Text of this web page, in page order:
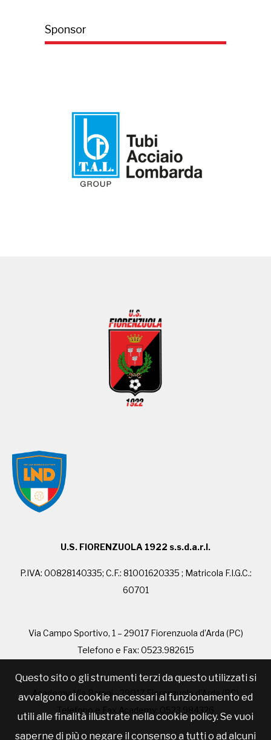
Sponsor
U.S. FIORENZUOLA 1922 s.s.d.a.r.l.
P.IVA: 00828140335; C.F.: 81001620335 ; Matricola F.I.G.C.:
60701
Via Campo Sportivo, 1 – 29017 Fiorenzuola d’Arda (PC)
Telefono e Fax: 0523.982615
Academy: Via Barani - 29017 Fiorenzuola d'Arda (PC)
Telefono e Fax Academy: 0523.984326
Questo sito o gli strumenti terzi da questo utilizzati si
avvalgono di cookie necessari al funzionamento ed
utili alle finalità illustrate nella cookie policy. Se vuoi
saperne di più o negare il consenso a tutti o ad alcuni